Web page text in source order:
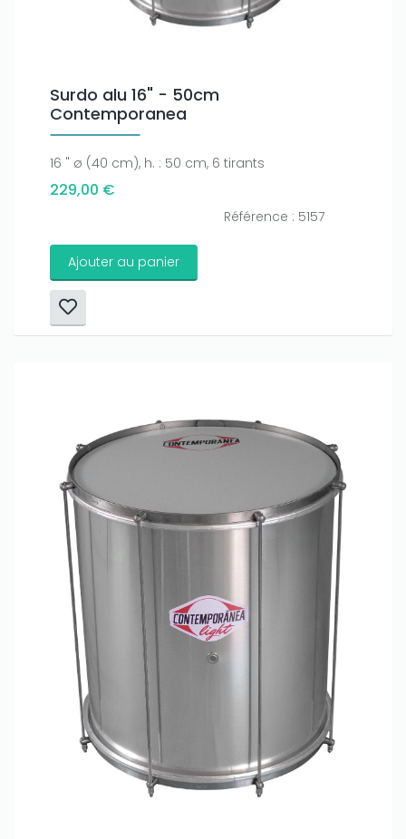
Surdo alu 16" - 50cm
Contemporanea
16 " ø (40 cm), h. : 50 cm, 6 tirants
229,00 €
Référence : 5157
Ajouter au panier